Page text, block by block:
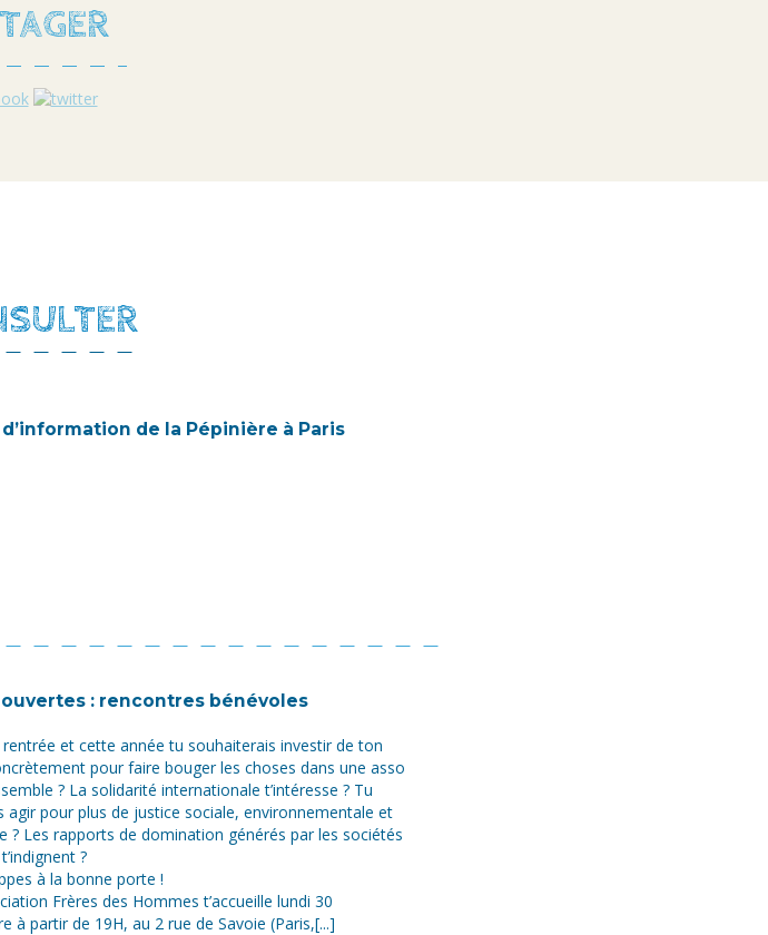
de la Pépinière à Paris
: rencontres bénévoles
rentrée et cette année tu souhaiterais investir de ton
pour faire bouger les choses dans une asso
? La solidarité internationale t’intéresse ? Tu
agir pour plus de justice sociale, environnementale et
? Les rapports de domination générés par les sociétés
?
à la bonne porte !
Frères des Hommes t’accueille lundi 30
à partir de 19H, au 2 rue de Savoie (Paris,[...]